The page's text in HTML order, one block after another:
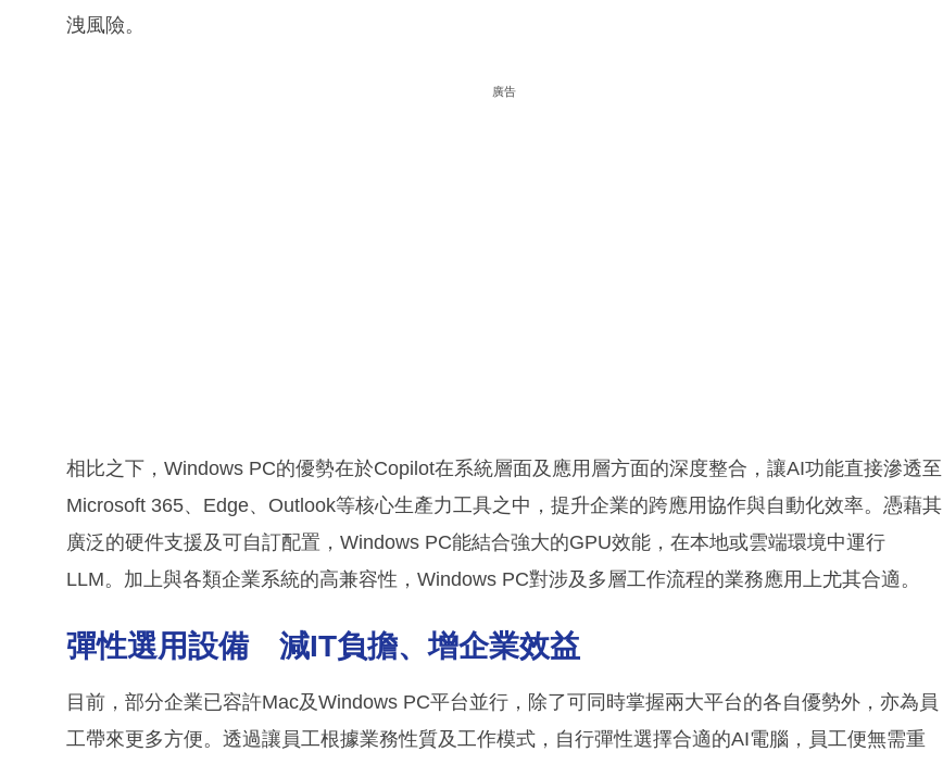
洩風險。
廣告
相比之下，Windows PC的優勢在於Copilot在系統層面及應用層方面的深度整合，讓AI功能直接滲透至
Microsoft 365、Edge、Outlook等核心生產力工具之中，提升企業的跨應用協作與自動化效率。憑藉其
廣泛的硬件支援及可自訂配置，Windows PC能結合強大的GPU效能，在本地或雲端環境中運行
LLM。加上與各類企業系統的高兼容性，Windows PC對涉及多層工作流程的業務應用上尤其合適。
彈性選用設備 減IT負擔、增企業效益
目前，部分企業已容許Mac及Windows PC平台並行，除了可同時掌握兩大平台的各自優勢外，亦為員
工帶來更多方便。透過讓員工根據業務性質及工作模式，自行彈性選擇合適的AI電腦，員工便無需重